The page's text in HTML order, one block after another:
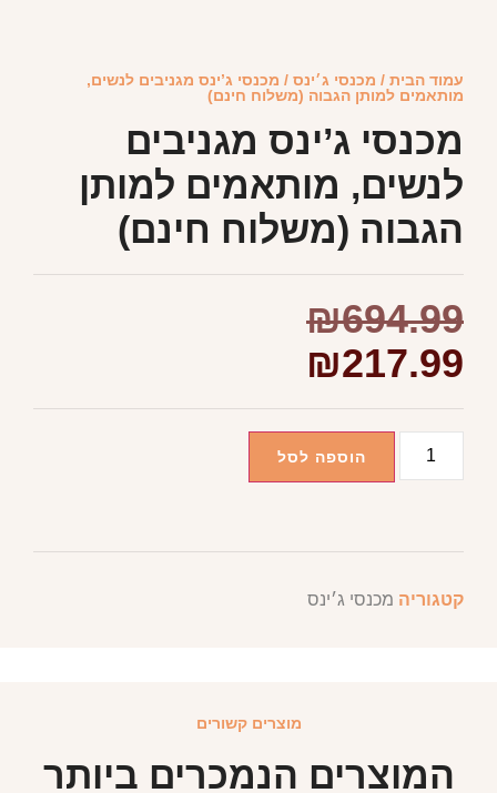
עמוד הבית / מכנסי ג׳ינס / מכנסי ג’ינס מגניבים לנשים,
מותאמים למותן הגבוה (משלוח חינם)
מכנסי ג’ינס מגניבים
לנשים, מותאמים למותן
הגבוה (משלוח חינם)
₪694.99
₪217.99
הוספה לסל
קטגוריה מכנסי ג׳ינס
מוצרים קשורים
המוצרים הנמכרים ביותר